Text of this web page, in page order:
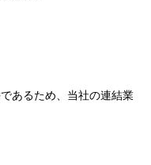
あるため、当社の連結業